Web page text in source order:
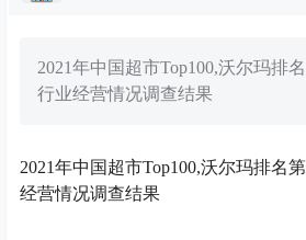
2021年中国超市Top100,沃尔玛排
行业经营情况调查结果
2021年中国超市Top100,沃尔玛排名
经营情况调查结果